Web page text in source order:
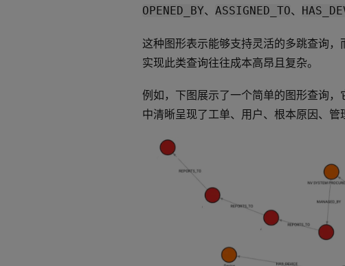
OPENED_BY、 ASSIGNED_TO、
这种图形表示能够支持灵活的多跳查询，
实现此类查询往往成本高昂且复杂。
例如，下图展示了一个简单的图形查询
中清晰呈现了工单、用户、根本原因、管